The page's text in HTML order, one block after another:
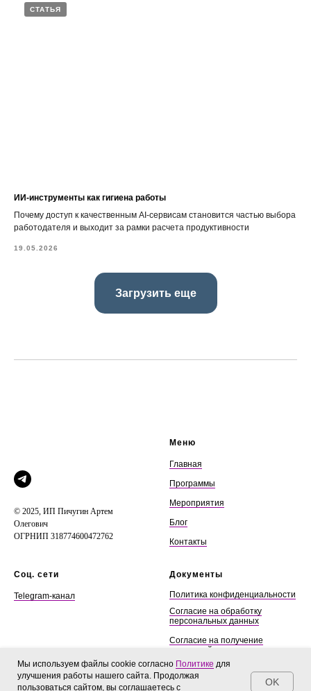
СТАТЬЯ
ИИ-инструменты как гигиена работы
Почему доступ к качественным AI-сервисам становится частью выбора
работодателя и выходит за рамки расчета продуктивности
19.05.2026
Загрузить еще
© 2025, ИП Пичугин Артем
Олегович
ОГРНИП 318774600472762
Меню
Главная
Программы
Мероприятия
Блог
Контакты
Соц. сети
Telegram-канал
Документы
Политика конфиденциальности
Согласие на обработку
персональных данных
Согласие на получение
рекламной рассылки
Публичная оферта
Мы используем файлы cookie согласно Политике для
улучшения работы нашего сайта. Продолжая
пользоваться сайтом, вы соглашаетесь с
OK